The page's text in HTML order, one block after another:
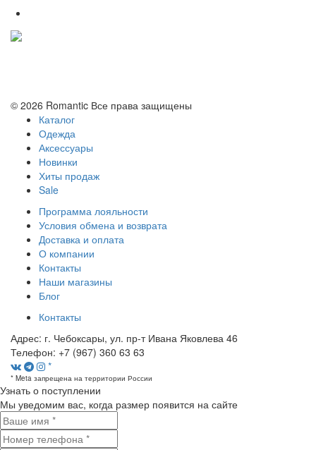
© 2026 Romantic Все права защищены
Каталог
Одежда
Аксессуары
Новинки
Хиты продаж
Sale
Программа лояльности
Условия обмена и возврата
Доставка и оплата
О компании
Контакты
Наши магазины
Блог
Контакты
Адрес: г. Чебоксары, ул. пр-т Ивана Яковлева 46
Телефон: +7 (967) 360 63 63
*
* Meta запрещена на территории России
Узнать о поступлении
Мы уведомим вас, когда размер появится на сайте